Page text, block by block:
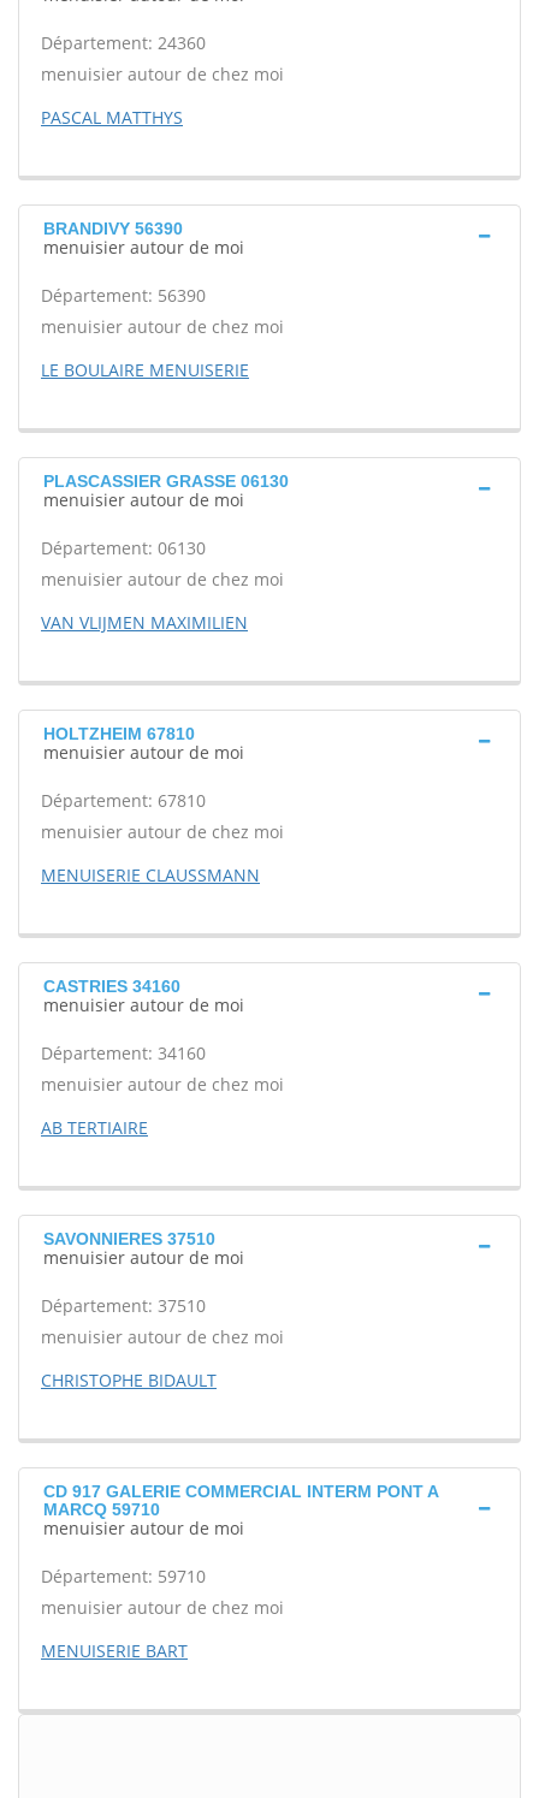
Département: 24360
menuisier autour de chez moi
PASCAL MATTHYS
BRANDIVY 56390
menuisier autour de moi
Département: 56390
menuisier autour de chez moi
LE BOULAIRE MENUISERIE
PLASCASSIER GRASSE 06130
menuisier autour de moi
Département: 06130
menuisier autour de chez moi
VAN VLIJMEN MAXIMILIEN
HOLTZHEIM 67810
menuisier autour de moi
Département: 67810
menuisier autour de chez moi
MENUISERIE CLAUSSMANN
CASTRIES 34160
menuisier autour de moi
Département: 34160
menuisier autour de chez moi
AB TERTIAIRE
SAVONNIERES 37510
menuisier autour de moi
Département: 37510
menuisier autour de chez moi
CHRISTOPHE BIDAULT
CD 917 GALERIE COMMERCIAL INTERM PONT A
MARCQ 59710
menuisier autour de moi
Département: 59710
menuisier autour de chez moi
MENUISERIE BART